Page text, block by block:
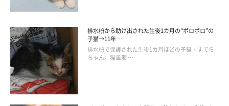
そんなやんちゃな時期を経て、うたちゃんは3才のおとなの猫に
なりました。だんだんと落ち着いてきたといい、今は「おしとや
かなお姉さん」になったそうです。
排水枡から助け出された生後1カ月の“ボロボロ”の
子猫→11年 …
排水枡で保護された生後1カ月ほどの子猫・すてら
ちゃん。猫風邪 …